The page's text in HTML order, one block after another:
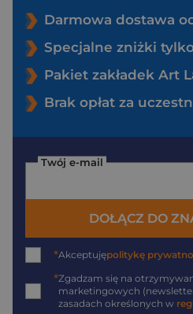
Darmowa dostawa
Specjalne zniżki
Pakiet zakładek Art
Brak opłat za
Twój e-mail
DOŁĄCZ DO
*Akceptujępolitykę
*Zgadzam się na
marketingowych
zasadach określonych w